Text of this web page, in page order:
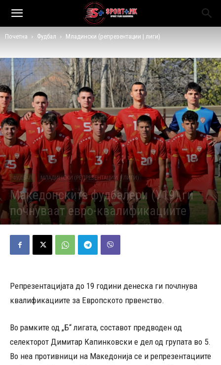
Почетна Фудбал Младински (репрезентации | лиги)
ФУДБАЛ МЛАДИНСКИ (РЕПРЕЗЕНТАЦИИ | ЛИГИ)
Македонските фудбалери (У19) ги
почнуваат евро-квалификациите
Објавено од Андреј Велјаноски - 25/03/2026 480
Репрезентацијата до 19 години денеска ги почлнува
квалификациите за Европското првенство.
Во рамките од „Б“ лигата, составот предводен од
селекторот Димитар Капинковски е дел од групата во 5.
Во неа противници на Македонија се и репрезентациите